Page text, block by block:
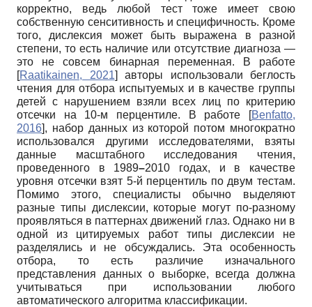
корректно, ведь любой тест тоже имеет свою
собственную сенситивность и специфичность. Кроме
того, дислексия может быть выражена в разной
степени, то есть наличие или отсутствие диагноза —
это не совсем бинарная переменная. В работе
[Raatikainen, 2021] авторы использовали беглость
чтения для отбора испытуемых и в качестве группы
детей с нарушением взяли всех лиц по критерию
отсечки на 10-м перцентиле. В работе
[Benfatto,
2016], набор данных из которой потом многократно
использовался другими исследователями, взяты
данные масштабного исследования чтения,
проведенного в 1989–2010 годах, и в качестве
уровня отсечки взят 5-й перцентиль по двум тестам.
Помимо этого, специалисты обычно выделяют
разные типы дислексии, которые могут по-разному
проявляться в паттернах движений глаз. Однако ни в
одной из цитируемых работ типы дислексии не
разделялись и не обсуждались. Эта особенность
отбора, то есть различие изначального
представления данных о выборке, всегда должна
учитываться при использовании любого
автоматического алгоритма классификации.